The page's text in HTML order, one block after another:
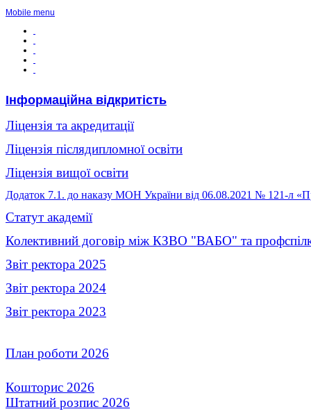
Mobile menu
Інформаційна відкритість
Ліцензія та акредитації
Ліцензія післядипломної освіти
Ліцензія вищої освіти
Додаток 7.1. до наказу МОН України від 06.08.2021 № 121-л
Статут академії
Колективний договір між КЗВО "ВАБО" та
Звіт ректора 2025
Звіт ректора 2024
Звіт ректора 2023
План роботи 2026
Кошторис 2026
Штатний розпис 2026